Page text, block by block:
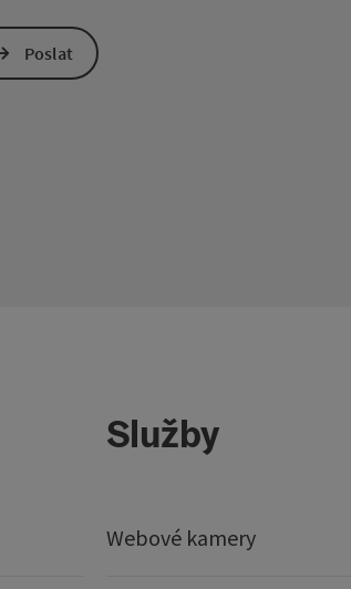
Poslat
Služby
Webové kamery